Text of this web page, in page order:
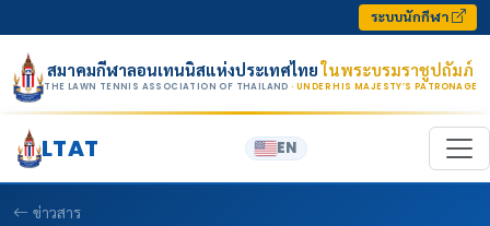
ระบบนักกีฬา
สมาคมกีฬาลอนเทนนิสแห่งประเทศไทยในพระบรมราชูปถัมภ์
THE LAWN TENNIS ASSOCIATION OF THAILAND · UNDER HIS MAJESTY’S PATRONAGE
LTAT EN
ข่าวสาร